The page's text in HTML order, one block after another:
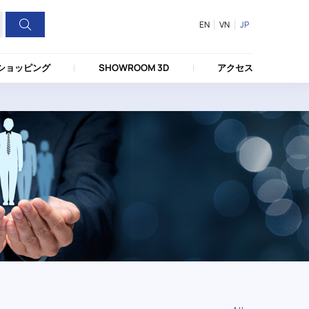
EN VN JP
ョッピング SHOWROOM 3D アクセス